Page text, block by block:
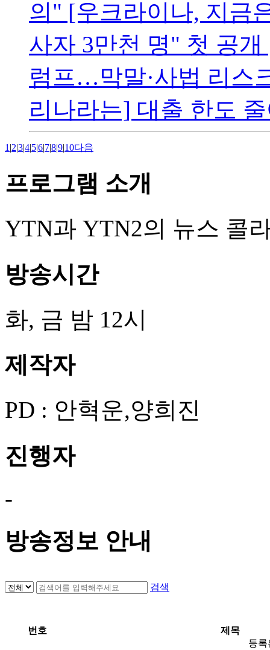
의" [우크라이나, 지금
사자 3만천 명" 첫 공
럼프…막말·사법 리스
리나라는] 대출 한도
1 |2|3|4|5|6|7|8|9|10다음
프로그램 소개
YTN과 YTN2의 뉴스 콜
방송시간
화, 금 밤 12시
제작자
PD : 안혁운,양희진
진행자
-
방송정보 안내
검색
번호
제목
등록